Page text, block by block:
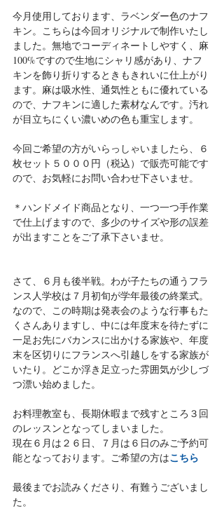
今月使用しております、ラベンダー色のナフ
キン。こちらは今回オリジナルで制作いたし
ました。無地でコーディネートしやすく、麻
100%ですので生地にシャリ感があり、ナフ
キンを飾り折りするときもきれいに仕上がり
ます。麻は吸水性、通気性ともに優れている
ので、ナフキンに適した素材なんです。汚れ
が目立ちにくい濃いめの色も重宝します。
今回ご希望の方がいらっしゃいましたら、６
枚セット５０００円（税込）で販売可能です
ので、お気軽にお問い合わせ下さいませ。
＊ハンドメイド商品となり、一つ一つ手作業
で仕上げますので、多少のサイズや形の誤差
が出ますことをご了承下さいませ。
さて、６月も後半戦。わが子たちの通うフラ
ンス人学校は７月初旬が学年最後の終業式。
なので、この時期は発表会のような行事もた
くさんありますし、中には年度末を待たずに
一足お先にバカンスに出かける家族や、年度
末を区切りにフランスへ引越しをする家族が
いたり。どこか浮き足立った雰囲気が少しづ
つ漂い始めました。
お料理教室も、長期休暇まで残すところ３回
のレッスンとなってしまいました。
現在６月は２６日、７月は６日のみご予約可
能となっております。ご希望の方はこちら
最後までお読みくださり、有難うございまし
た。